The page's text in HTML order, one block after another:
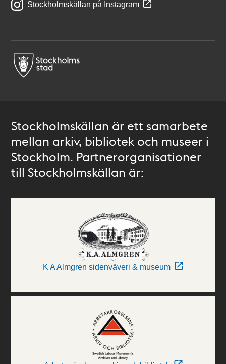
Stockholmskällan på Instagram
Stockholmskällan är ett samarbete
mellan arkiv, bibliotek och museer i
Stockholm. Partnerorganisationer
till Stockholmskällan är:
K A Almgren sidenväveri & museum